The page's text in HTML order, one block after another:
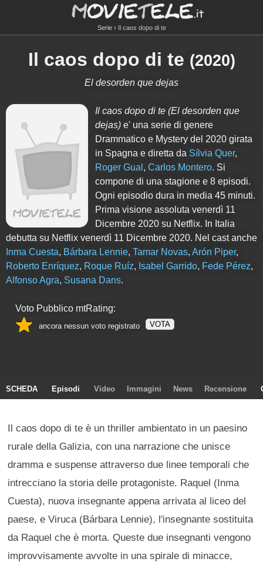
Serie Il caos dopo di te
Il caos dopo di te (2020)
El desorden que dejas
Il caos dopo di te (El desorden que
dejas) e' una serie di genere
Drammatico e Mystery del 2020 girata
in Spagna e diretta da Sílvia Quer,
Roger Gual ,Carlos Montero. Si
compone di una stagione e8 episodi.
Ogni episodio dura in media 45 minuti.
Prima visione assoluta venerdì 11
Dicembre 2020 su Netflix. In Italia
debutta su Netflix venerdì 11 Dicembre 2020. Nel cast anche
Inma Cuesta, Bárbara Lennie, Tamar Novas, Arón Piper,
Roberto Enríquez, Roque Ruíz, Isabel Garrido, Fede Pérez,
Alfonso Agra, Susana Dans.
Voto Pubblico mtRating:
ancora nessun voto registrato VOTA
SCHEDA Episodi Video Immagini News Recensione
Il caos dopo di te è un thriller ambientato in un paesino
rurale della Galizia, con una narrazione che unisce
dramma e suspense attraverso due linee temporali che
intrecciano la storia delle protagoniste. Raquel (Inma
Cuesta), nuova insegnante appena arrivata al liceo del
paese, e Viruca (Bárbara Lennie), l'insegnante sostituita
da Raquel che è morta. Queste due insegnanti vengono
improvvisamente avvolte in una spirale di minacce,